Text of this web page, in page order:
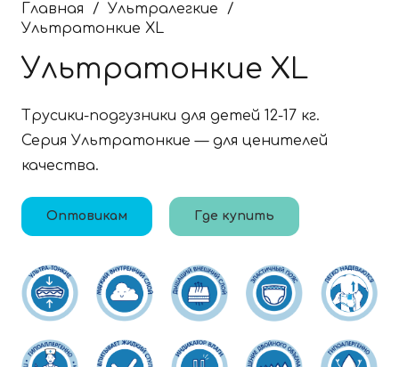
Главная / Ультралегкие
/
Ультратонкие XL
Ультратонкие XL
Трусики-подгузники для детей 12-17 кг.
Серия Ультратонкие — для ценителей
качества.
Оптовикам Где купить